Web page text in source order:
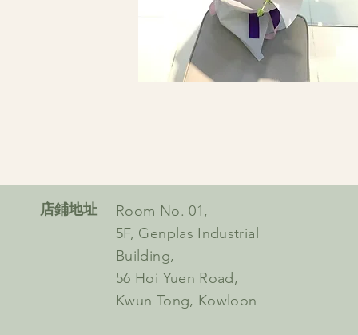
​店鋪地址
Room No. 01,
5F, Genplas Industrial
Building,
56 Hoi Yuen Road,
Kwun Tong, Kowloon